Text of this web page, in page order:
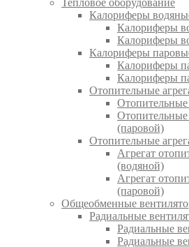
Тепловое оборудование
Калориферы
Калориферы
Калориферы
Калориферы
Калориферы
Калориферы
Отопительные
(паровой)
Отопительные
Агрегат
(водяной)
Агрегат
(паровой)
Общеобменные
Радиальные
Радиальные
Радиальные